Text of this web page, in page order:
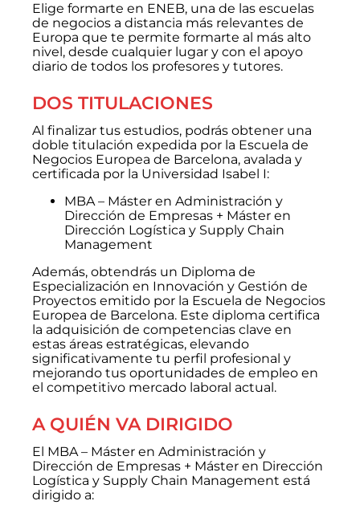
Elige formarte en ENEB, una de las escuelas
de negocios a distancia más relevantes de
Europa que te permite formarte al más alto
nivel, desde cualquier lugar y con el apoyo
diario de todos los profesores y tutores.
DOS TITULACIONES
Al finalizar tus estudios, podrás obtener una
doble titulación expedida por la Escuela de
Negocios Europea de Barcelona, avalada y
certificada por la Universidad Isabel I:
MBA – Máster en Administración y
Dirección de Empresas + Máster en
Dirección Logística y Supply Chain
Management
Además, obtendrás un Diploma de
Especialización en Innovación y Gestión de
Proyectos emitido por la Escuela de Negocios
Europea de Barcelona. Este diploma certifica
la adquisición de competencias clave en
estas áreas estratégicas, elevando
significativamente tu perfil profesional y
mejorando tus oportunidades de empleo en
el competitivo mercado laboral actual.
A QUIÉN VA DIRIGIDO
El MBA – Máster en Administración y
Dirección de Empresas + Máster en Dirección
Logística y Supply Chain Management está
dirigido a: